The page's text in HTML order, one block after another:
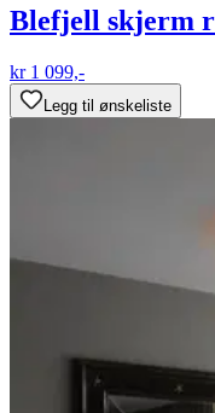
Blefjell skjerm
kr 1 099,-
Legg til ønskeliste